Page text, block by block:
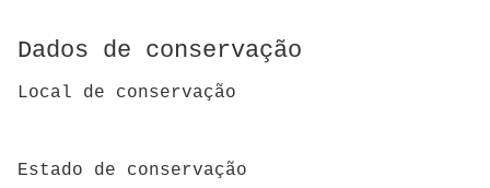
Dados de conservação
Local de conservação
Estado de conservação